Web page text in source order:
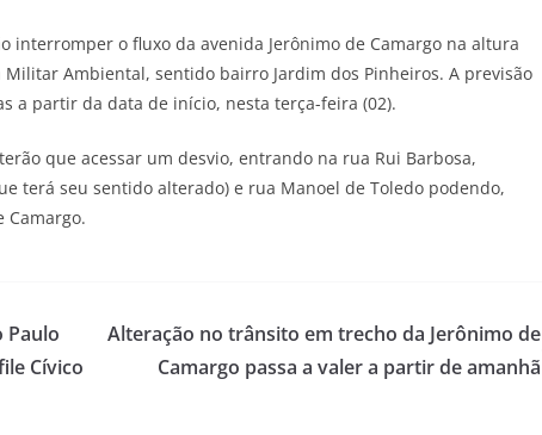
interromper o fluxo da avenida Jerônimo de Camargo na altura
Ambiental, sentido bairro Jardim dos Pinheiros. A previsão
a partir da data de início, nesta terça-feira (02).
que acessar um desvio, entrando na rua Rui Barbosa,
terá seu sentido alterado) e rua Manoel de Toledo podendo,
Camargo.
Paulo
Cívico
Alteração no trânsito em trecho da Jerônimo de
Camargo passa a valer a partir de amanhã